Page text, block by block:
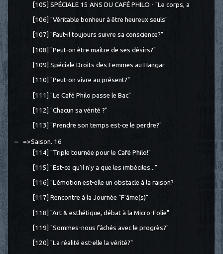
[105] SPÉCIALE 15 ANS DU CAFÉ PHILO - "Le corps, a
[106] "Véritable bonheur à être heureux seuls"
[107] "Faut-il toujours suivre sa conscience?"
[108] "Peut-on être maître de ses désirs?"
[109] Spéciale Droits des Femmes au Hangar
[110] "Peut-on vivre au présent?"
[111] "Le Café Philo passe le Bac"
[112] "Chacun sa vérité ?"
[113] "Prendre son temps est-ce le perdre?"
=>Saison. 16
[114] "Triple tournée pour le Café Philo!"
[115] "Est-ce qu'il n'y a que les imbéciles..."
[116] "L'émotion est-elle un obstacle à la raison?
[117] Rencontre à la Journée "F'âme(s)"
[118] "Art & esthétique, débat à la Micro-Folie"
[119] "Sommes-nous fâchés avec le progrès?"
[120] "La réalité est-elle la vérité?"